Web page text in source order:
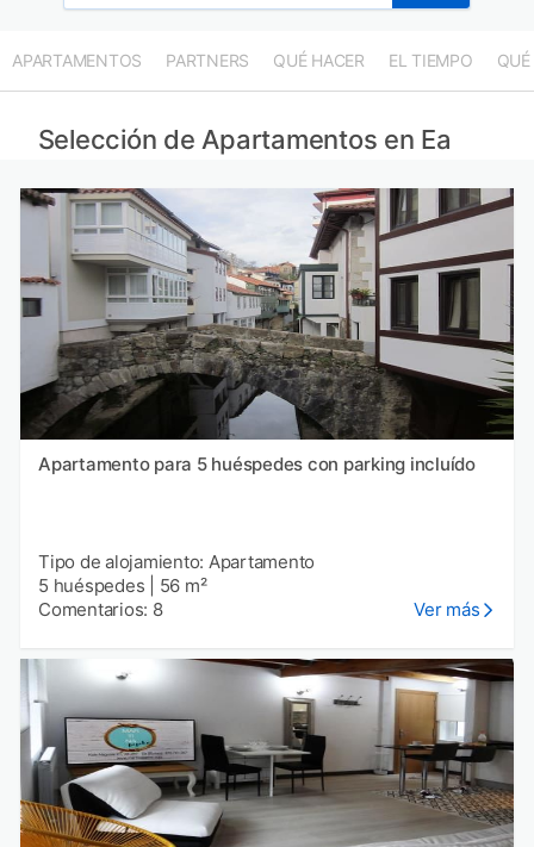
APARTAMENTOS PARTNERS QUÉ HACER EL TIEMPO QUÉ
Selección de Apartamentos en Ea
Apartamento para 5 huéspedes con parking incluído
Tipo de alojamiento: Apartamento
5 huéspedes
56 m²
Comentarios: 8
Ver más